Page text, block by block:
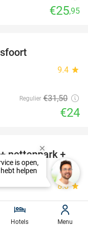
€25,95
9.4 star
Regulier €31,50
€24
46%
nettenpark +
8.8star
Regulier ,95
Hotels Menu